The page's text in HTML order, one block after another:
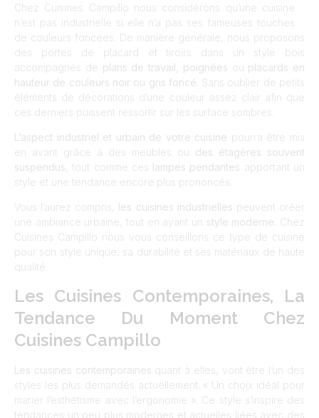
Chez Cuisines Campillo nous considérons qu’une cuisine
n’est pas industrielle si elle n’a pas ses fameuses touches
de couleurs foncées. De manière générale, nous proposons
des portes de placard et tiroirs dans un style bois
accompagnés de plans de travail, poignées ou placards en
hauteur de couleurs noir ou gris foncé . Sans oublier de petits
éléments de décorations d’une couleur assez clair afin que
ces derniers puissent ressortir sur les surface sombres.
L’aspect industriel et urbain de votre cuisine pourra être mis
en avant grâce à des meubles ou des étagères souvent
suspendus , tout comme ces lampes pendantes apportant un
style et une tendance encore plus prononcés.
Vous l’aurez compris, les cuisines industrielles peuvent créer
une ambiance urbaine, tout en ayant un style moderne. Chez
Cuisines Campillo nous vous conseillons ce type de cuisine
pour son style unique, sa durabilité et ses matériaux de haute
qualité.
Les Cuisines Contemporaines, La
Tendance Du Moment Chez
Cuisines Campillo
Les cuisines contemporaines quant à elles, vont être l’un des
styles les plus demandés actuellement. « Un choix idéal pour
marier l’esthétisme avec l’ergonomie ». Ce style s’inspire des
tendances un peu plus modernes et actuelles liées avec des